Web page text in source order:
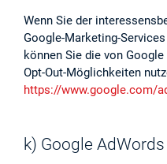
Wenn Sie der
Google-Marketing-
können Sie die von
Opt-Out-Möglichkeiten
https://www.google.com/
k) Google AdWords